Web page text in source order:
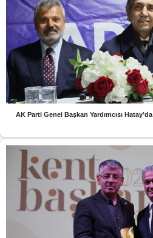
AK Parti Genel Başkan Yardımcısı Hatay’da